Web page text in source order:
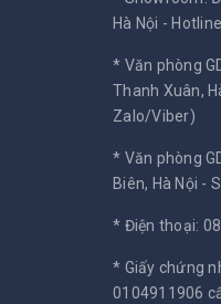
Hà Nội -
* Văn phòng
Thanh Xuân,
Zalo/Viber)
* Văn phòng
Biên, Hà Nội -
* Điện thoại:
* Giấy chứng
0104911906